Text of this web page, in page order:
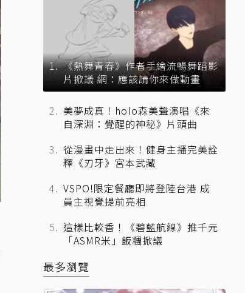
《熱舞青春》作者手繪流暢舞蹈影
片掀議 網：應該請你來做動畫
美夢成真！holo森美聲演唱《來
自深淵：覺醒的神秘》片頭曲
從漫畫中走出來！健身主播完美詮
釋《刃牙》宮本武藏
VSPO!限定餐廳即將登陸台港 成
員主視覺提前亮相
這樣比較香！《碧藍航線》推千元
「ASMR米」飯糰掀議
最多瀏覽